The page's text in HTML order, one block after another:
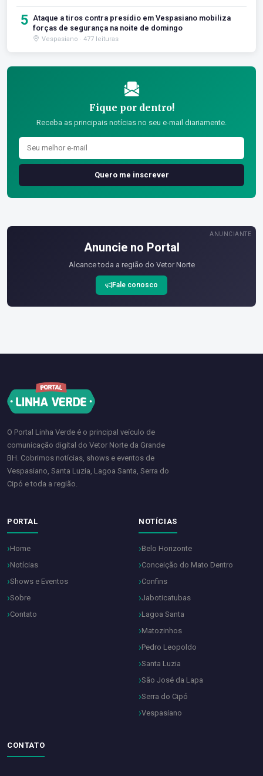
5 Ataque a tiros contra presídio em Vespasiano mobiliza
forças de segurança na noite de domingo
Vespasiano · 477 leituras
Fique por dentro!
Receba as principais notícias no seu e-mail diariamente.
Quero me inscrever
ANUNCIANTE
Anuncie no Portal
Alcance toda a região do Vetor Norte
Fale conosco
O Portal Linha Verde é o principal veículo de
comunicação digital do Vetor Norte da Grande
BH. Cobrimos notícias, shows e eventos de
Vespasiano, Santa Luzia, Lagoa Santa, Serra do
Cipó e toda a região.
PORTAL
Home
Notícias
Shows e Eventos
Sobre
Contato
NOTÍCIAS
Belo Horizonte
Conceição do Mato Dentro
Confins
Jaboticatubas
Lagoa Santa
Matozinhos
Pedro Leopoldo
Santa Luzia
São José da Lapa
Serra do Cipó
Vespasiano
CONTATO